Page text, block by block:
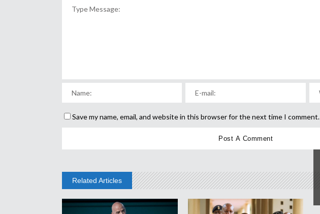
Save my name, email, and website in this browser for the next time I comment.
Related Articles